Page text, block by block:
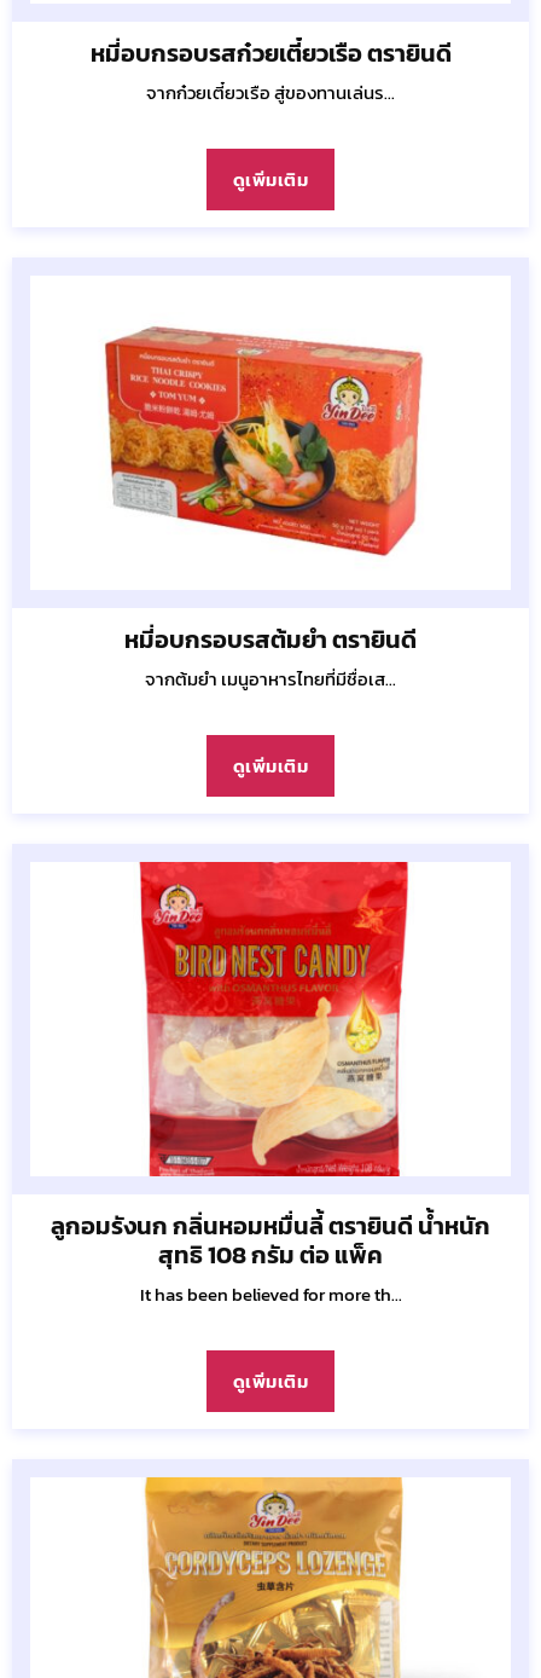
หมี่อบกรอบรสก๋วยเตี๋ยวเรือ ตรายินดี
จากก๋วยเตี๋ยวเรือ สู่ของทานเล่นร...
ดูเพิ่มเติม
หมี่อบกรอบรสต้มยำ ตรายินดี
จากต้มยำ เมนูอาหารไทยที่มีชื่อเส...
ดูเพิ่มเติม
ลูกอมรังนก กลิ่นหอมหมื่นลี้ ตรายินดี น้ำหนัก
สุทธิ 108 กรัม ต่อ แพ็ค
It has been believed for more th...
ดูเพิ่มเติม